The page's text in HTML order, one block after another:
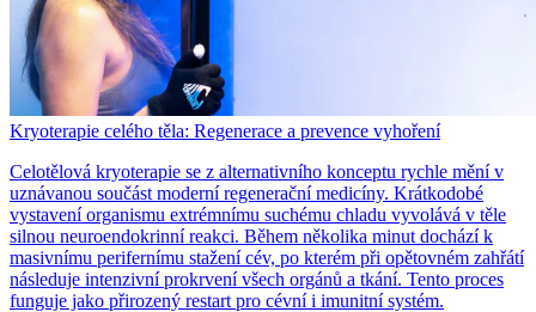
Kryoterapie celého těla: Regenerace a prevence vyhoření
Celotělová kryoterapie se z alternativního konceptu rychle mění v
uznávanou součást moderní regenerační medicíny. Krátkodobé
vystavení organismu extrémnímu suchému chladu vyvolává v těle
silnou neuroendokrinní reakci. Během několika minut dochází k
masivnímu perifernímu stažení cév, po kterém při opětovném zahřátí
následuje intenzivní prokrvení všech orgánů a tkání. Tento proces
funguje jako přirozený restart pro cévní i imunitní systém.